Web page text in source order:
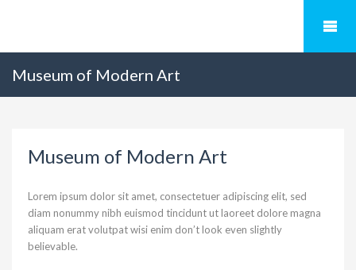
Museum of Modern Art
Museum of Modern Art
Lorem ipsum dolor sit amet, consectetuer adipiscing elit, sed
diam nonummy nibh euismod tincidunt ut laoreet dolore magna
aliquam erat volutpat wisi enim don’t look even slightly
believable.